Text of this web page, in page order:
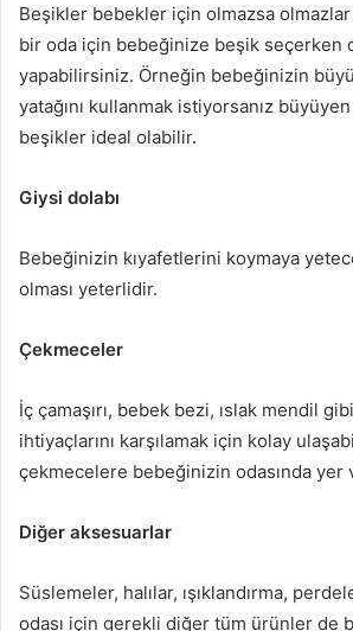
Beşikler bebekler için olmazsa olmazlar
bir oda için bebeğinize beşik seçerken
yapabilirsiniz. Örneğin bebeğinizin
yatağını kullanmak istiyorsanız
beşikler ideal olabilir.
Giysi dolabı
Bebeğinizin kıyafetlerini koymaya
olması yeterlidir.
Çekmeceler
İç çamaşırı, bebek bezi, ıslak mendil
ihtiyaçlarını karşılamak için kolay
çekmecelere bebeğinizin odasında yer
Diğer aksesuarlar
Süslemeler, halılar, ışıklandırma,
odası için gerekli diğer tüm ürünler de